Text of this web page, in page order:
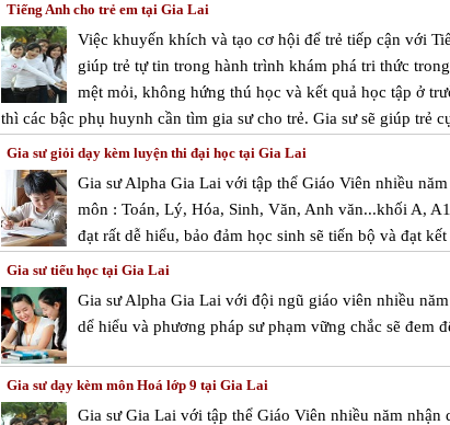
Tiếng Anh cho trẻ em tại Gia Lai
Việc khuyến khích và tạo cơ hội để trẻ tiếp cận với
giúp trẻ tự tin trong hành trình khám phá tri thức
mệt mỏi, không hứng thú học và kết quả học tập ở
thì các bậc phụ huynh cần tìm gia sư cho trẻ. Gia sư sẽ giúp trẻ
Gia sư giỏi dạy kèm luyện thi đại học tại Gia Lai
Gia sư Alpha Gia Lai với tập thể Giáo Viên nhiều
môn : Toán, Lý, Hóa, Sinh, Văn, Anh văn...khối A,
đạt rất dễ hiểu, bảo đảm học sinh sẽ tiến bộ và đạt
Gia sư tiểu học tại Gia Lai
Gia sư Alpha Gia Lai với đội ngũ giáo viên nhiều
dể hiểu và phương pháp sư phạm vững chắc sẽ đem
Gia sư dạy kèm môn Hoá lớp 9 tại Gia Lai
Gia sư Gia Lai với tập thể Giáo Viên nhiều năm